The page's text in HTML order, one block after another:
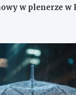
w plenerze w